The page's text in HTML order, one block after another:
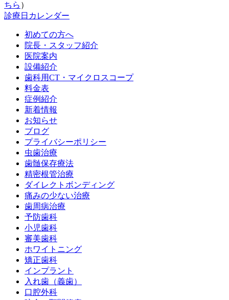
ちら ）
診療日カレンダー
初めての方へ
院長・スタッフ紹介
医院案内
設備紹介
歯科用CT・マイクロスコープ
料金表
症例紹介
新着情報
お知らせ
ブログ
プライバシーポリシー
虫歯治療
歯髄保存療法
精密根管治療
ダイレクトボンディング
痛みの少ない治療
歯周病治療
予防歯科
小児歯科
審美歯科
ホワイトニング
矯正歯科
インプラント
入れ歯（義歯）
口腔外科